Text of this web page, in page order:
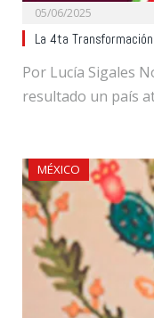
05/06/2025
La 4ta
Por Lucía Sigales
resultado un país
MÉXICO